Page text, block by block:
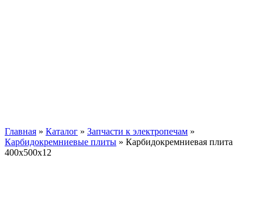
Главная » Каталог » Запчасти к электропечам »
Карбидокремниевые плиты » Карбидокремниевая плита
400х500х12